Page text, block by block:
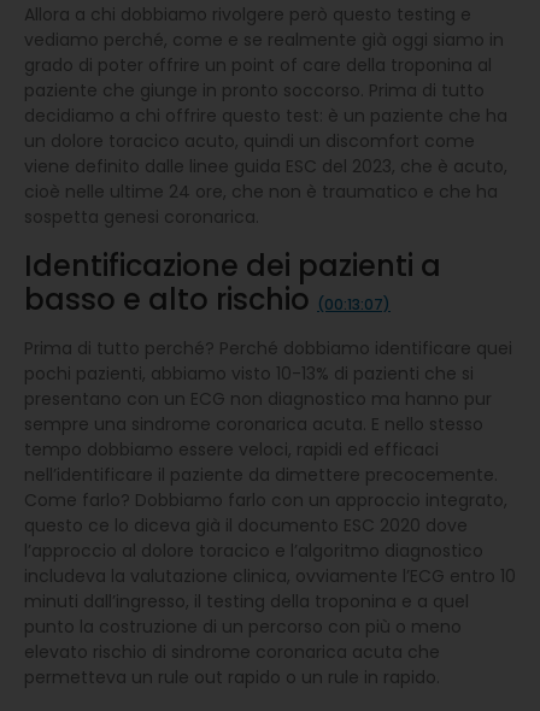
Allora a chi dobbiamo rivolgere però questo testing e
vediamo perché, come e se realmente già oggi siamo in
grado di poter offrire un point of care della troponina al
paziente che giunge in pronto soccorso. Prima di tutto
decidiamo a chi offrire questo test: è un paziente che ha
un dolore toracico acuto, quindi un discomfort come
viene definito dalle linee guida ESC del 2023, che è acuto,
cioè nelle ultime 24 ore, che non è traumatico e che ha
sospetta genesi coronarica.
Identificazione dei pazienti a
basso e alto rischio (00:13:07)
Prima di tutto perché? Perché dobbiamo identificare quei
pochi pazienti, abbiamo visto 10-13% di pazienti che si
presentano con un ECG non diagnostico ma hanno pur
sempre una sindrome coronarica acuta. E nello stesso
tempo dobbiamo essere veloci, rapidi ed efficaci
nell’identificare il paziente da dimettere precocemente.
Come farlo? Dobbiamo farlo con un approccio integrato,
questo ce lo diceva già il documento ESC 2020 dove
l’approccio al dolore toracico e l’algoritmo diagnostico
includeva la valutazione clinica, ovviamente l’ECG entro 10
minuti dall’ingresso, il testing della troponina e a quel
punto la costruzione di un percorso con più o meno
elevato rischio di sindrome coronarica acuta che
permetteva un rule out rapido o un rule in rapido.